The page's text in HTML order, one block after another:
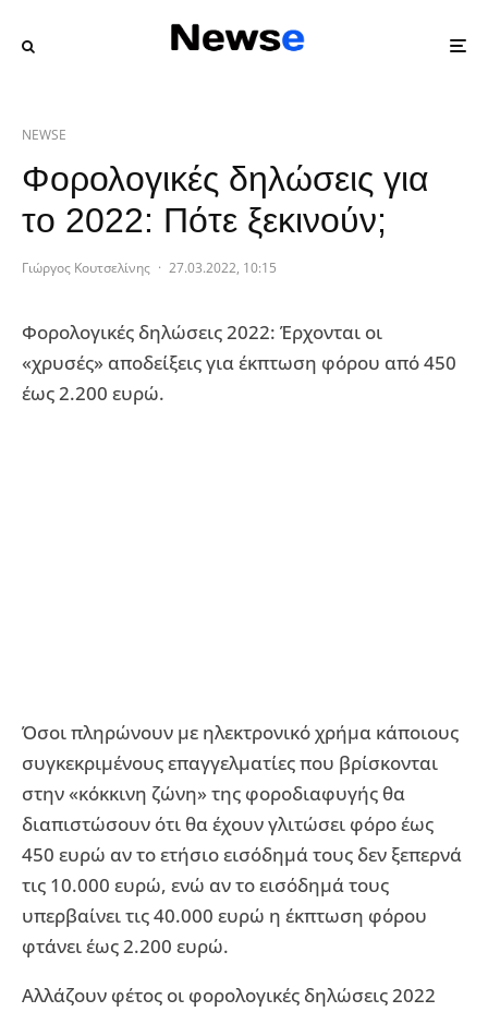
NEWSE
Φορολογικές δηλώσεις για
το 2022: Πότε ξεκινούν;
Γιώργος Κουτσελίνης · 27.03.2022, 10:15
Φορολογικές δηλώσεις 2022: Έρχονται οι
«χρυσές» αποδείξεις για έκπτωση φόρου από 450
έως 2.200 ευρώ.
Όσοι πληρώνουν με ηλεκτρονικό χρήμα κάποιους
συγκεκριμένους επαγγελματίες που βρίσκονται
στην «κόκκινη ζώνη» της φοροδιαφυγής θα
διαπιστώσουν ότι θα έχουν γλιτώσει φόρο έως
450 ευρώ αν το ετήσιο εισόδημά τους δεν ξεπερνά
τις 10.000 ευρώ, ενώ αν το εισόδημά τους
υπερβαίνει τις 40.000 ευρώ η έκπτωση φόρου
φτάνει έως 2.200 ευρώ.
Αλλάζουν φέτος οι φορολογικές δηλώσεις 2022